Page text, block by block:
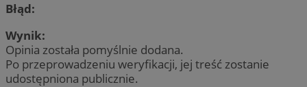
Błąd:
Wynik:
Opinia została pomyślnie dodana.
Po przeprowadzeniu weryfikacji, jej treść zostanie
udostępniona publicznie.